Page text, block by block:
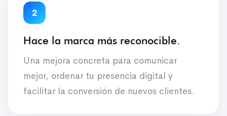
2
Hace la marca más reconocible.
Una mejora concreta para comunicar
mejor, ordenar tu presencia digital y
facilitar la conversión de nuevos clientes.